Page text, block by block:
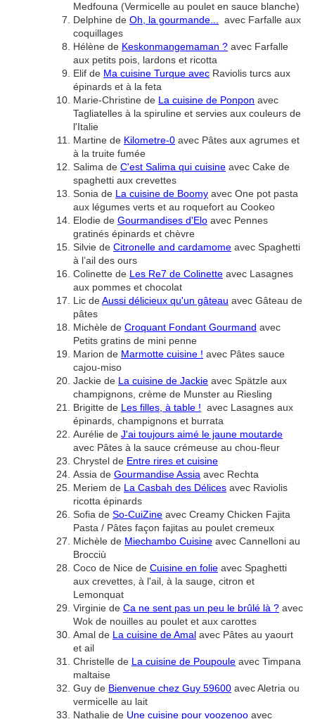
Medfouna (Vermicelle au poulet en sauce blanche)
Delphine de Oh, la gourmande...
avec Farfalle aux
coquillages
Hélène de Keskonmangemaman ? avec Farfalle
aux petits pois, lardons et ricotta
Elif de Ma cuisine Turque avec Raviolis turcs aux
épinards et à la feta
Marie-Christine de La cuisine de Ponpon avec
Tagliatelles à la spiruline et servies aux couleurs de
l'Italie
Martine de Kilometre-0 avec Pâtes aux agrumes et
à la truite fumée
Salima de C'est Salima qui cuisine avec Cake de
spaghetti aux crevettes
Sonia de La cuisine de Boomy avec One pot pasta
aux légumes verts et au roquefort au Cookeo
Elodie de Gourmandises d'Elo avec Pennes
gratinés épinards et chèvre
Silvie de Citronelle and cardamome avec Spaghetti
à l’ail des ours
Colinette de Les Re7 de Colinette avec Lasagnes
aux pommes et chocolat
Lic deAussi délicieux qu'un gâteau avec Gâteau de
pâtes
Michèle de Croquant Fondant Gourmand avec
Petits gratins de mini penne
Marion de Marmotte cuisine ! avec Pâtes sauce
cajou-miso
Jackie de La cuisine de Jackie avec Spätzle aux
champignons, crème de Munster au Riesling
Brigitte de Les filles, à table ! avec Lasagnes aux
épinards, champignons et burrata
Aurélie de J'ai toujours aimé le jaune moutarde
avec Pâtes à la sauce crémeuse au chou-fleur
Chrystel de Entre rires et cuisine
Assia de Gourmandise Assia avec Rechta
Meriem de La Casbah des Délices avec Raviolis
ricotta épinards
Sofia de So-CuiZine avec Creamy Chicken Fajita
Pasta / Pâtes façon fajitas au poulet cremeux
Michèle de Miechambo Cuisine avec Cannelloni au
Brocciù
Coco de Nice de Cuisine en folie avec Spaghetti
aux crevettes, à l'ail, à la sauge, citron et
Lemonquat
Virginie de Ca ne sent pas un peu le brûlé là ? avec
Wok de nouilles au poulet et aux carottes
Amal de La cuisine de Amal avec Pâtes au yaourt
et ail
Christelle de La cuisine de Poupoule avec Timpana
maltaise
Guy de Bienvenue chez Guy 59600 avec Aletria ou
vermicelle au lait
Nathalie de Une cuisine pour voozenoo avec